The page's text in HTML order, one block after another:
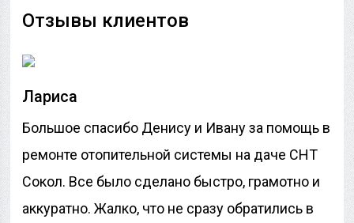
Отзывы клиентов
Лариса
Большое спасибо Денису и Ивану за помощь в
ремонте отопительной системы на даче СНТ
Сокол. Все было сделано быстро, грамотно и
аккуратно. Жалко, что не сразу обратились в